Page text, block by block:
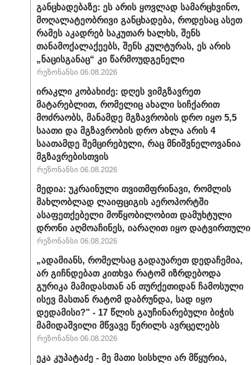
განცხადებაზე: ეს არის ყოვლად სამარცხვინო,
მოღალატეობრივი განცხადება, როდესაც ასეთ
რამეს აკადრებ საკუთარ ხალხს, შენს
თანამოქალაქეებს, შენს კულტურას, ეს არის
„ნაცისგანაც“ კი წარმოუდგენელი
რეზონანსი 06.08.2026
ირაკლი კობახიძე: დღეს ვიმგზავრეთ
მატარებლით, რომელიც ახალი სიჩქარით
მოძრაობს, მანამდე მგზავრობის დრო იყო 5,5
საათი და მგზავრობის დრო ახლა არის 4
საათამდე შემცირებული, რაც მნიშვნელოვანია
მგზავრებისთვის
რეზონანსი 06.08.2026
მედია: უკრაინული თვითმფრინავი, რომლის
მახლობლად ლაიფციგის აეროპორტში
ასაფეთქებელი მოწყობილობით დამუხტული
დრონი აღმოაჩინეს, იარაღით იყო დატვირთული
რეზონანსი 06.08.2026
„ადამიანს, რომელსაც გადაუარეთ დედაჩემია,
არ გიჩნდებათ კითხვა რატომ იზრდებოდა
გურიკა მამიდასთან ან თურქეთიდან ჩამოსული
ისევ მასთან რატომ დაბრუნდა, სად იყო
დედამისი?" - 17 წლის გაუჩინარებული ბიჭის
მამიდაშვილი მწვავე წერილს ავრცელებს
რეზონანსი 06.08.2026
ეკა კუპატაძე - მე მათი სისხლი არ მწყურია,